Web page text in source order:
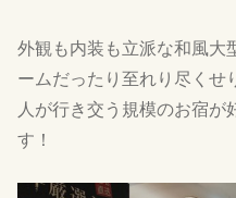
外観も内装も立派な和風大
ームだったり至れり尽くせ
人が行き交う規模のお宿が
す！